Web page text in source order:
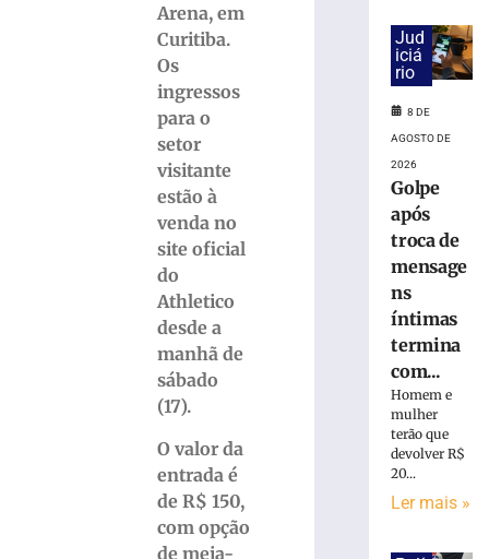
Arena, em
Curitiba.
Os
ingressos
para o
setor
visitante
estão à
venda no
site oficial
do
Athletico
desde a
manhã de
sábado
(17).
O valor da
entrada é
de R$ 150,
com opção
de meia-
sábado
corrida
noturna
Brusque
anuncia
contratação
zagueiro
Maistro
Jud
iciá
rio
8 DE
AGOSTO DE
2026
Golpe
após
troca de
mensage
ns
íntimas
termina
com...
Homem e
mulher
terão que
devolver R$
20...
Ler mais »